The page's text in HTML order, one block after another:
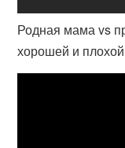
Родная мама vs
хорошей и